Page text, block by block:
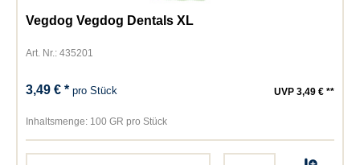
Vegdog Vegdog Dentals XL
Art. Nr.: 435201
3,49 € *pro Stück UVP 3,49 € **
Inhaltsmenge: 100 GR pro Stück